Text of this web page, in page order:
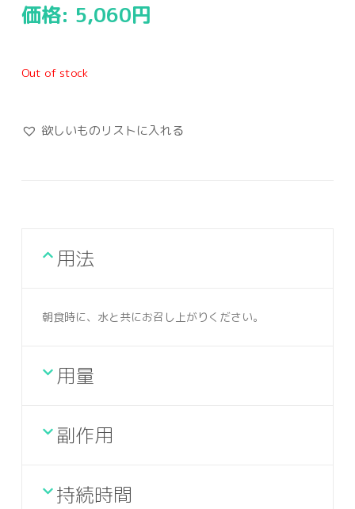
価格: 5,060円
Out of stock
欲しいものリストに入れる
用法
朝食時に、水と共にお召し上がりください。
用量
副作用
持続時間